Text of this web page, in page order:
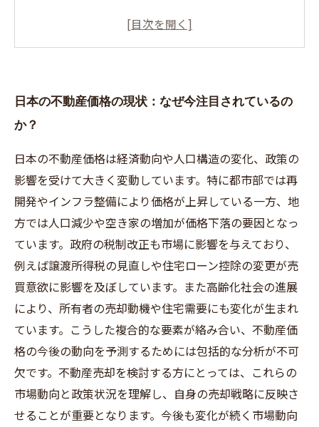
政府の政策変更が不動産市場に与える影響と
とも停滞か？
略のポイント
専門家が語る最新の不動産価格動向と見通し
日本の不動産市場を取り巻く未来像とその対策
日本の不動産価格の現状：なぜ今注目されているの
か？
日本の不動産価格は経済動向や人口構造の変化、政策の
影響を受けて大きく変動しています。特に都市部では再
開発やインフラ整備により価格が上昇している一方、地
方では人口減少や空き家の増加が価格下落の要因となっ
ています。政府の税制改正も市場に影響を与えており、
例えば譲渡所得税の見直しや住宅ローン控除の変更が売
買意欲に影響を及ぼしています。また高齢化社会の進展
により、所有者の売却動機や住宅需要にも変化が生まれ
ています。こうした複合的な要素が絡み合い、不動産価
格の今後の動向を予測するためには包括的な分析が不可
欠です。不動産売却を検討する方にとっては、これらの
市場動向と政策状況を理解し、自身の売却戦略に反映さ
せることが重要となります。今後も変化が続く市場動向